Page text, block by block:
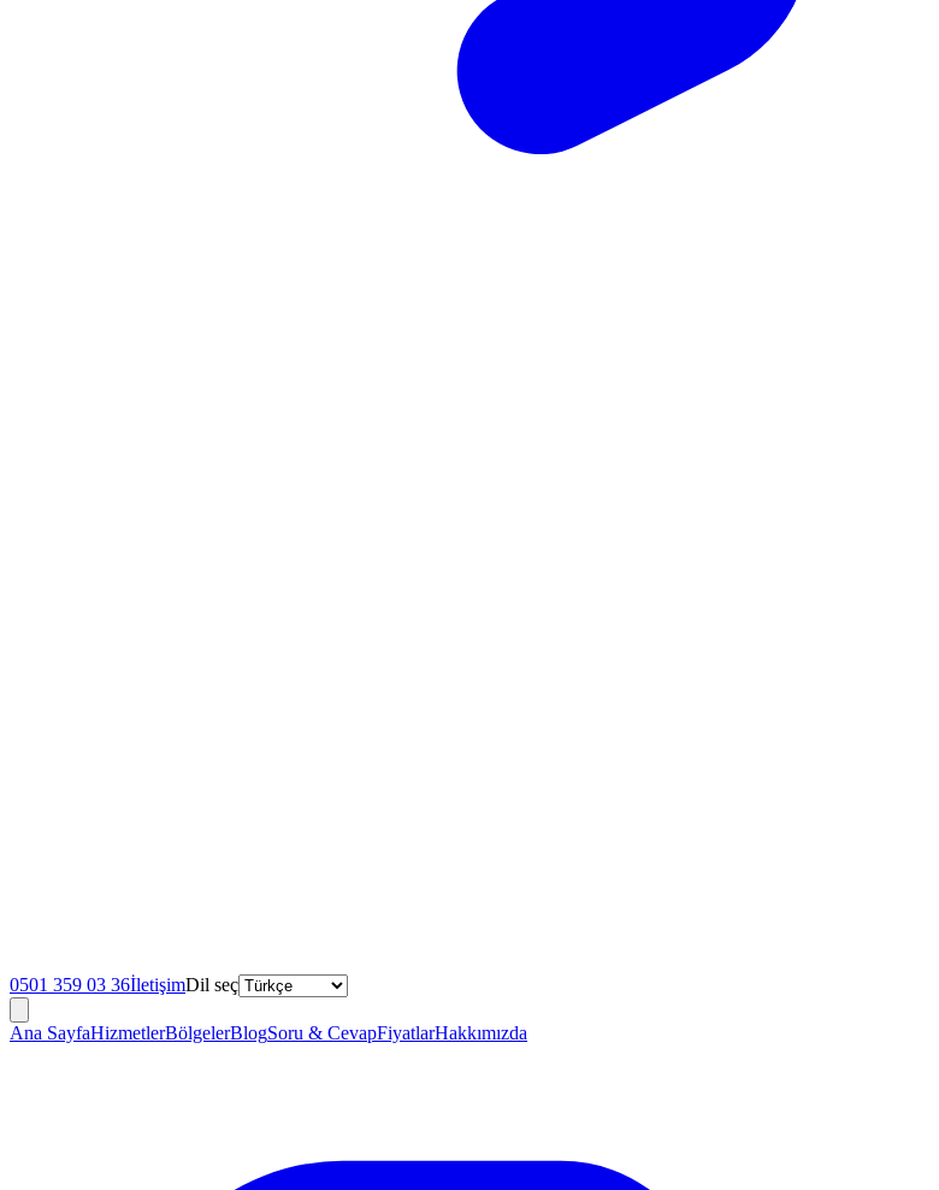
0501 359 03 36İletişimDil seç
Ana SayfaHizmetlerBölgelerBlogSoru & CevapFiyatlarHakkımızda